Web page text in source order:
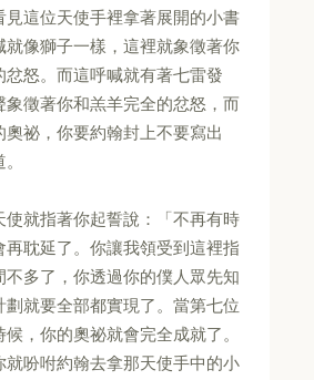
見這位天使手裡拿著展開的小書
就像獅子一樣，這裡就象徵著你
忿怒。而這呼喊就有著七雷發
徵著你和羔羊完全的忿怒，而
祕，你要約翰封上不要寫出
使就指著你起誓說：「不再有時
再耽延了。你讓我領受到這裡指
不多了，你透過你的僕人眾先知
劃就要全部都實現了。當第七位
，你的奧祕就會完全成就了。
就吩咐約翰去拿那天使手中的小